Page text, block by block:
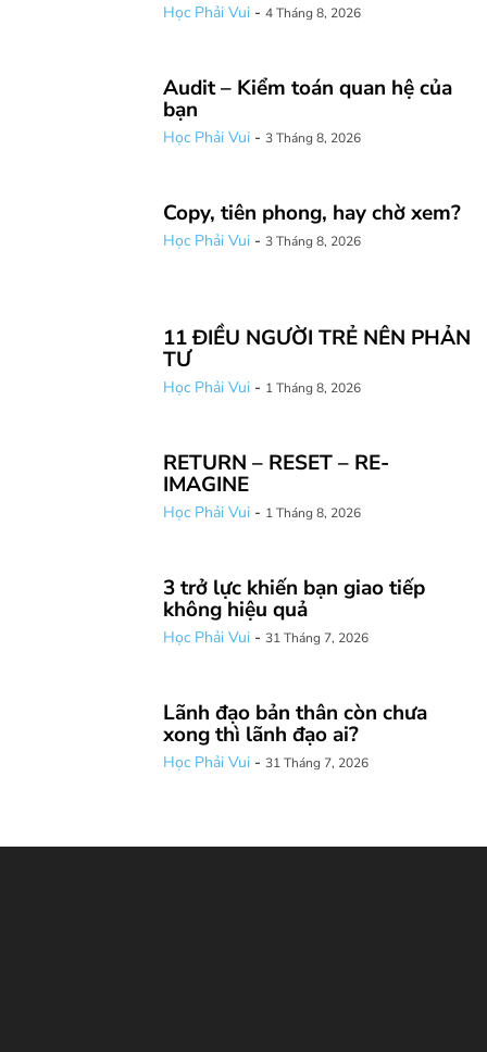
Học Phải Vui - 4 Tháng 8, 2026
Audit – Kiểm toán quan hệ của
bạn
Học Phải Vui - 3 Tháng 8, 2026
Copy, tiên phong, hay chờ xem?
Học Phải Vui - 3 Tháng 8, 2026
11 ĐIỀU NGƯỜI TRẺ NÊN PHẢN
TƯ
Học Phải Vui - 1 Tháng 8, 2026
RETURN – RESET – RE-
IMAGINE
Học Phải Vui - 1 Tháng 8, 2026
3 trở lực khiến bạn giao tiếp
không hiệu quả
Học Phải Vui - 31 Tháng 7, 2026
Lãnh đạo bản thân còn chưa
xong thì lãnh đạo ai?
Học Phải Vui - 31 Tháng 7, 2026